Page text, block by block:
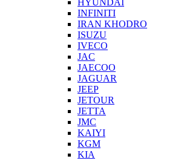
HYUNDAI
INFINITI
IRAN KHODRO
ISUZU
IVECO
JAC
JAECOO
JAGUAR
JEEP
JETOUR
JETTA
JMC
KAIYI
KGM
KIA